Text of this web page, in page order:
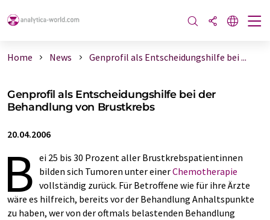
Home News Genprofil als Entscheidungshilfe bei ...
Genprofil als Entscheidungshilfe bei der
Behandlung von Brustkrebs
20.04.2006
B ei 25 bis 30 Prozent aller Brustkrebspatientinnen
bilden sich Tumoren unter einerChemotherapie
vollständig zurück. Für Betroffene wie für ihre Ärzte
wäre es hilfreich, bereits vor der Behandlung Anhaltspunkte
zu haben, wer von der oftmals belastenden Behandlung